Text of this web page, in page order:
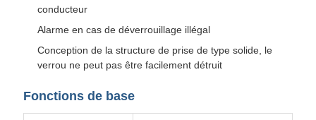
conducteur
Alarme en cas de déverrouillage illégal
Conception de la structure de prise de type solide, le
verrou ne peut pas être facilement détruit
Fonctions de base